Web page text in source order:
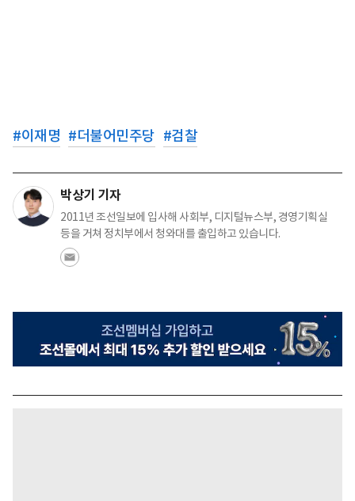
#이재명 #더불어민주당 #검찰
박상기 기자
2011년 조선일보에 입사해 사회부, 디지털뉴스부, 경영기획실
등을 거쳐 정치부에서 청와대를 출입하고 있습니다.